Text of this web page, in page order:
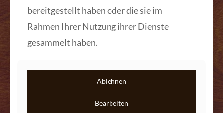
bereitgestellt haben oder die sie im
Rahmen Ihrer Nutzung ihrer Dienste
gesammelt haben.
Ablehnen
Bearbeiten